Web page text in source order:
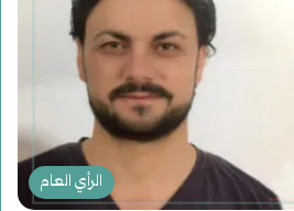
الرأي العام